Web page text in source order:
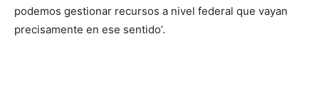
podemos gestionar recursos a nivel federal que vayan
precisamente en ese sentido’.